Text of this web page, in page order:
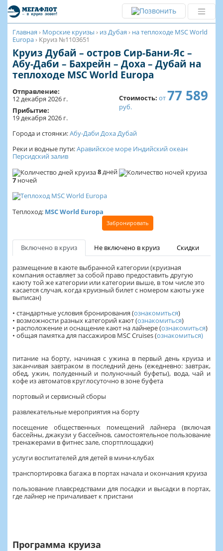
Главная › Морские круизы › из Дубая › на теплоходе MSC World
Europa› Круиз №1103651
Круиз Дубай – остров Сир-Бани-Яс –
Абу-Даби – Бахрейн – Доха – Дубай на
теплоходе MSC World Europa
Отправление:
12 декабря 2026 г.
Прибытие:
19 декабря 2026 г.
Стоимость: от77 589
руб.
Города и стоянки:Абу-Даби ДохаДубай
Реки и водные пути:Аравийское море Индийский океан
Персидский залив
8дней
7 ночей
Теплоход: MSC World Europa
Забронировать
Включено в круиз Не включено в круиз Скидки
размещение в каюте выбранной категории (круизная
компания оставляет за собой право предоставить другую
каюту той же категории или категории выше, в том числе это
касается случая, когда круизный билет с номером каюты уже
выписан)
• стандартные условия бронирования (ознакомиться)
• возможности разных категорий кают (ознакомиться)
• расположение и оснащение кают на лайнере (ознакомиться)
• общая памятка для пассажиров MSC Cruises (ознакомиться)
питание на борту, начиная с ужина в первый день круиза и
заканчивая завтраком в последний день (ежедневно: завтрак,
обед, ужин, полуденный и полуночный буфеты), вода, чай и
кофе из автоматов круглосуточно в зоне буфета
портовый и сервисный сборы
развлекательные мероприятия на борту
посещение общественных помещений лайнера (включая
бассейны, джакузи у бассейнов, самостоятельное пользование
тренажерами в фитнес зале, спортплощадки)
услуги воспитателей для детей в мини-клубах
транспортировка багажа в портах начала и окончания круиза
пользование плавсредствами для посадки и высадки в портах,
где лайнер не причаливает к пристани
Программа круиза